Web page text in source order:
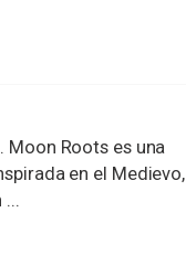
Moon Roots es una
en el Medievo,
...